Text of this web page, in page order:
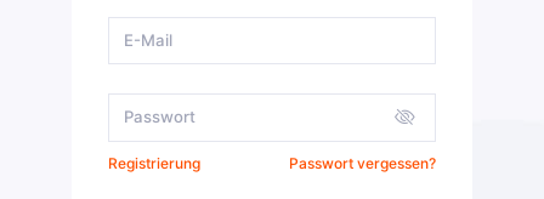
Registrierung Passwort vergessen?